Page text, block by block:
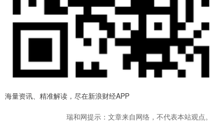
海量资讯、精准解读，尽在新浪财经APP
瑞和网提示：文章来自网络，不代表本站观点。